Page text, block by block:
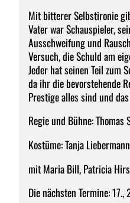
Mit bitterer Selbstironie
Vater war Schauspieler,
Ausschweifung und
Versuch, die Schuld am
Jeder hat seinen Teil zum
da ihr die bevorstehende
Prestige alles sind und
Regie und Bühne: Thomas
Kostüme: Tanja Liebermann
mit Maria Bill, Patricia
Die nächsten Termine: